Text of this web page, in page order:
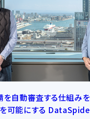
を自動審査する仕組み
可能にする